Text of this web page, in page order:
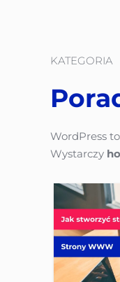
KATEGORIA
WordPress
Wystarczy